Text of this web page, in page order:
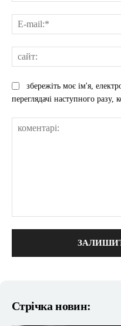
збережіть моє ім'я,
переглядачі наступного разу,
Стрічка новин: